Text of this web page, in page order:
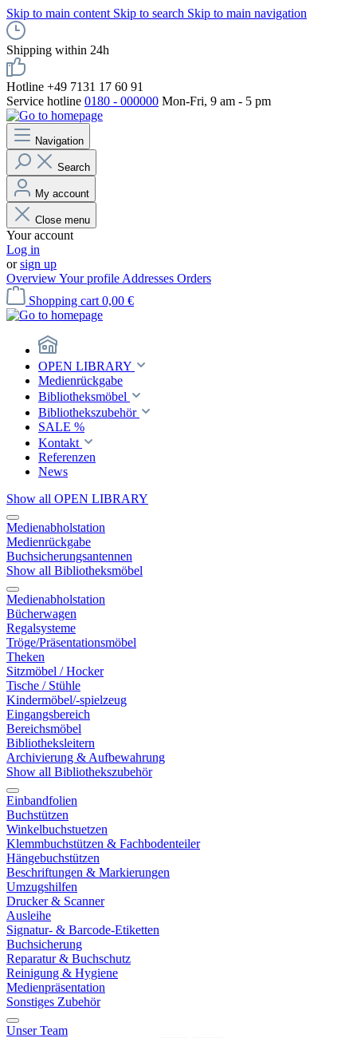
Skip to main content Skip to search Skip to main navigation
Shipping within 24h
Hotline +49 7131 17 60 91
Service hotline 0180 - 000000 Mon-Fri, 9 am - 5 pm
Navigation
Search
My account
Close menu
Your account
Log in
orsign up
OverviewYour profile Addresses Orders
Shopping cart 0,00 €
OPEN LIBRARY
Medienrückgabe
Bibliotheksmöbel
Bibliothekszubehör
SALE %
Kontakt
Referenzen
News
Show all OPEN LIBRARY
Medienabholstation
Medienrückgabe
Buchsicherungsantennen
Show all Bibliotheksmöbel
Medienabholstation
Bücherwagen
Regalsysteme
Tröge/Präsentationsmöbel
Theken
Sitzmöbel / Hocker
Tische / Stühle
Kindermöbel/-spielzeug
Eingangsbereich
Bereichsmöbel
Bibliotheksleitern
Archivierung & Aufbewahrung
Show all Bibliothekszubehör
Einbandfolien
Buchstützen
Winkelbuchstuetzen
Klemmbuchstützen & Fachbodenteiler
Hängebuchstützen
Beschriftungen & Markierungen
Umzugshilfen
Drucker & Scanner
Ausleihe
Signatur- & Barcode-Etiketten
Buchsicherung
Reparatur & Buchschutz
Reinigung & Hygiene
Medienpräsentation
Sonstiges Zubehör
Unser Team